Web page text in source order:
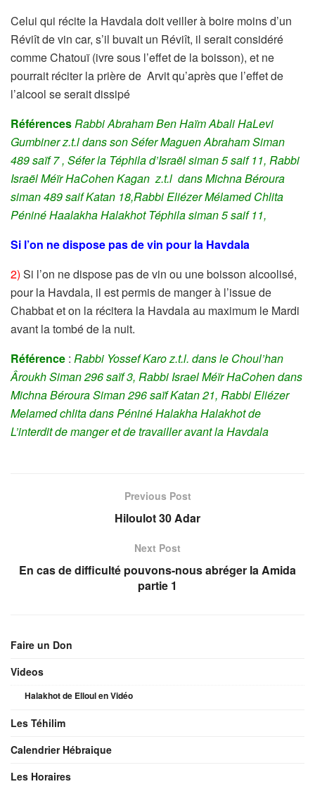
Celui qui récite la Havdala doit veiller à boire moins d’un
Réviît de vin car, s’il buvait un Réviît, il serait considéré
comme Chatouï (ivre sous l’effet de la boisson), et ne
pourrait réciter la prière de Arvit qu’après que l’effet de
l’alcool se serait dissipé
RéférencesRabbi Abraham Ben Haïm Abali HaLevi
Gumbiner z.t.l dans son Séfer Maguen Abraham Siman
489 saïf 7 , Séfer la Téphila d’Israël siman 5 saif 11, Rabbi
Israël Méïr HaCohen Kagan z.t.l dans Michna Béroura
siman 489 saif Katan 18,Rabbi Eliézer Mélamed Chlita
Péniné Haalakha Halakhot Téphila siman 5 saif 11,
Si l’on ne dispose pas de vin pour la Havdala
2) Si l’on ne dispose pas de vin ou une boisson alcoolisé,
pour la Havdala, il est permis de manger à l’issue de
Chabbat et on la récitera la Havdala au maximum le Mardi
avant la tombé de la nuit.
Référence : Rabbi Yossef Karo z.t.l. dans le Choul’han
Âroukh Siman 296 saïf 3, Rabbi Israel Méïr HaCohen dans
Michna Béroura Siman 296 saïf Katan 21, Rabbi Eliézer
Melamed chlita dans Péniné Halakha Halakhot de
L’interdit de manger et de travailler avant la Havdala
Previous Post
Hiloulot 30 Adar
Next Post
En cas de difficulté pouvons-nous abréger la Amida
partie 1
Faire un Don
Videos
Halakhot de Elloul en Vidéo
Les Téhilim
Calendrier Hébraique
Les Horaires